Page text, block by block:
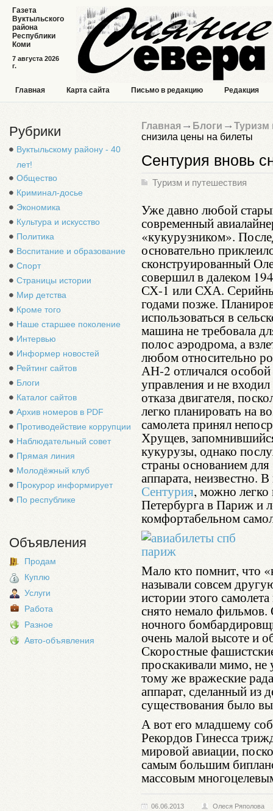
7 августа 2026
г.
Газета
Вуктыльского
района
Республики
Коми
Главная Карта сайта Письмо в редакцию Редакция
Рубрики
Вуктыльскому району - 40
лет!
Общество
Криминал-досье
Экономика
Культура и искусство
Политика
Воспитание и образование
Спорт
Страницы истории
Мир детства
Кроме того
Наше старшее поколение
Интервью
Информер новостей
Рейтинг сайтов
Блоги
Каталог сайтов
Архив номеров в PDF
Противодействие коррупции
Наблюдательный совет
Прямая линия
Молодёжный клуб
Прокурор информирует
По республике
Объявления
Продам
Куплю
Услуги
Работа
Разное
Авто-объявления
Главная Блоги
Туризм
снизила цены на билеты
Сентурия вновь
Туризм и путешествия
Уже давно любой
современный
«кукурузником».
основательно
сконструированный
совершил в далеком
СХ-1 или СХА.
годами позже.
использоваться в
машина не требовала
полос аэродрома, а
любом относительно
АН-2 отличался
управления и не
отказа двигателя,
легко планировать на
самолета принял
Хрущев,
кукурузы, однако
страны основанием
аппарата, неизвестно.
Сентурия, можно легко
Петербурга в Париж и
комфортабельном
Мало кто помнит, что
называли совсем
истории этого
снято немало фильмов.
ночного
очень малой высоте и
Скоростные
проскакивали мимо,
тому же вражеские
аппарат, сделанный из
существования было
А вот его младшему
Рекордов Гинесса
мировой авиации,
самым большим
массовым
06.06.2013 Олеся Ряполова